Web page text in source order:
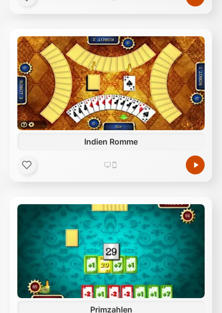
Ihrer Nutzung der Dienste gesammelt haben.
Indien Romme
Primzahlen